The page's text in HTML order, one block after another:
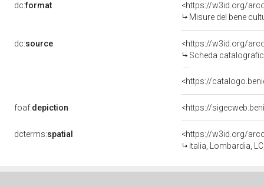
dc:format
<https://w3id.org/
Misure del bene
dc:source
<https://w3id.org/
Scheda
<https://
foaf:depiction
dcterms:spatial
<https://w3id.org/
Italia, Lombardia,